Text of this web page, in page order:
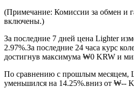
USDC фьючерсы
(Примечание: Комиссии за обмен и
включены.)
За последние 7 дней цена Lighter
2.97%.За последние 24 часа курс
достигнув максимума ₩0 KRW и
По сравнению с прошлым месяцем,
уменьшился на 14.25%.вниз от ₩--